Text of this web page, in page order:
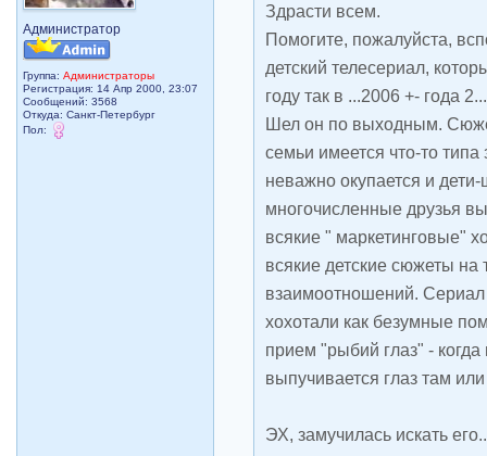
Администратор
Группа:Администраторы
Регистрация: 14 Апр 2000, 23:07
Сообщений: 3568
Откуда: Санкт-Петербург
Пол:
Здрасти всем.
Помогите, пожалуйста,
детский телесериал,
году так в ...2006 +- года
Шел он по выходным.
семьи имеется что-то типа
неважно окупается и
многочисленные друзья
всякие " маркетинговые"
всякие детские сюжеты
взаимоотношений.
хохотали как безумные
прием "рыбий глаз" -
выпучивается глаз там
ЭХ, замучилась искать